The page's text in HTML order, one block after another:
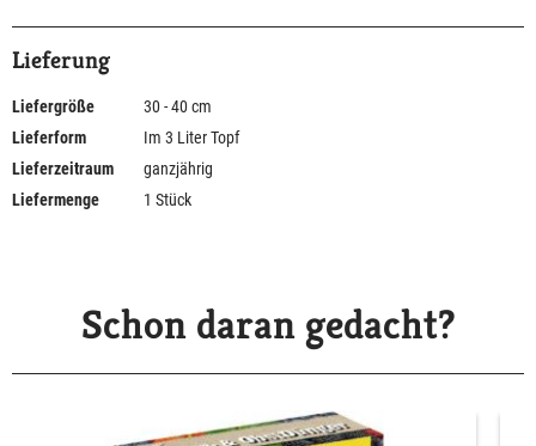
Lieferung
Liefergröße
30 - 40 cm
Lieferform
Im 3 Liter Topf
Lieferzeitraum
ganzjährig
Liefermenge
1 Stück
Schon daran gedacht?